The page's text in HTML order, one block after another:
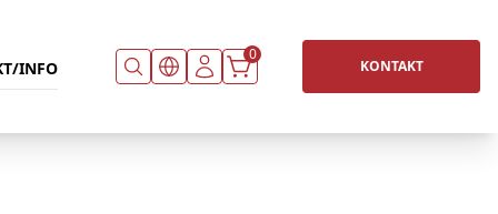
INFO
0
KONTAKT